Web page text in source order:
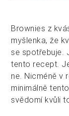
Brownies z
myšlenka, že
se spotřebuje.
tento recept.
ne. Nicméně v
minimálně
svědomí kvůli